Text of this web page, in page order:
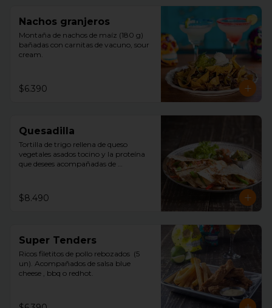
Nachos granjeros
Montaña de nachos de maíz (180 g)
bañadas con carnitas de vacuno, sour
cream.
$6.390
Quesadilla
Tortilla de trigo rellena de queso
vegetales asados tocino y la proteína
que desees acompañadas de
$8.490
Super Tenders
Ricos filetitos de pollo rebozados  (5
un). Acompañados de salsa blue
cheese , bbq o redhot.